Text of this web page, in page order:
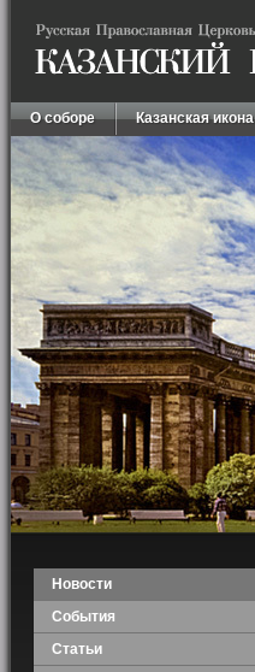
О соборе Казанская икона
Новости
События
Статьи